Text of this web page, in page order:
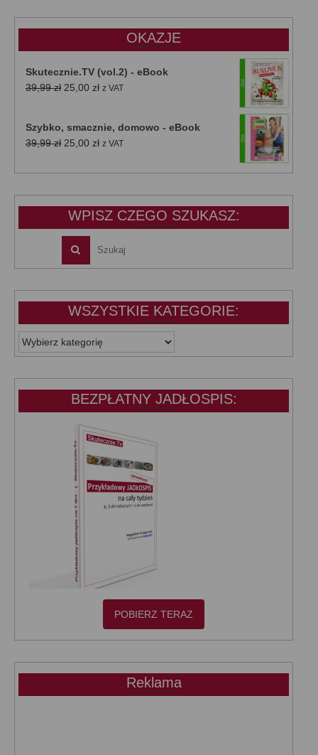
OKAZJE
Skutecznie.TV (vol.2) - eBook
39,99zł Pierwotna
39,99 zł.
25,00 złAktualna
25,00 zł.
z VAT
Szybko, smacznie, domowo - eBook
39,99zł Pierwotna
wynosiła:
25,00 złAktualna
wynosi:
z VAT
WPISZ CZEGO SZUKASZ:
WSZYSTKIE KATEGORIE:
WSZYSTKIE
KATEGORIE:
BEZPŁATNY JADŁOSPIS:
POBIERZ TERAZ
Reklama